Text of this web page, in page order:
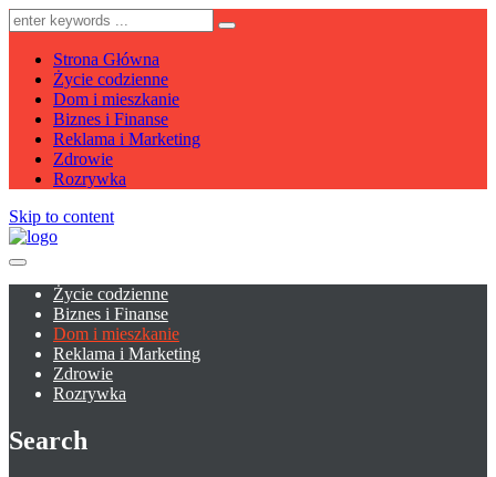
Strona Główna
Życie codzienne
Dom i mieszkanie
Biznes i Finanse
Reklama i Marketing
Zdrowie
Rozrywka
Skip to content
Życie codzienne
Biznes i Finanse
Dom i mieszkanie
Reklama i Marketing
Zdrowie
Rozrywka
Search